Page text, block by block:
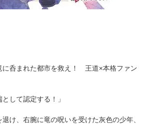
に呑まれた都市を救え！ 王道×本格ファン
して認定する！」
退け、右腕に竜の呪いを受けた灰色の少年、